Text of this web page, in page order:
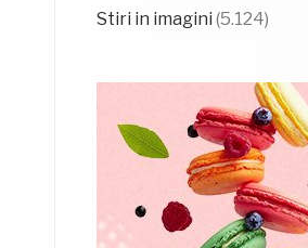
Stiri in imagini (5.124)